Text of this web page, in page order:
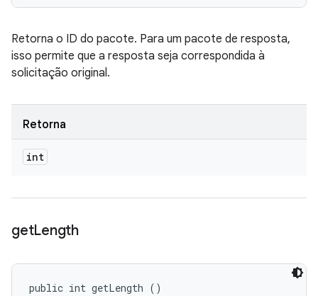
Retorna o ID do pacote. Para um pacote de resposta,
isso permite que a resposta seja correspondida à
solicitação original.
Retorna
int
getLength
public int getLength ()